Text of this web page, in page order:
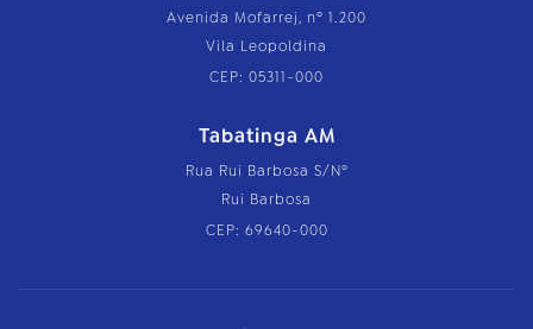
Avenida Mofarrej, nº 1.200
Vila Leopoldina
CEP: 05311-000
Tabatinga AM
Rua Rui Barbosa S/Nº
Rui Barbosa
CEP: 69640-000